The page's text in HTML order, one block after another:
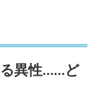
る異性……ど